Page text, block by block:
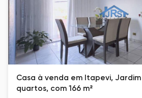
Casa à venda em Itapevi, Jardim
quartos, com 166 m²